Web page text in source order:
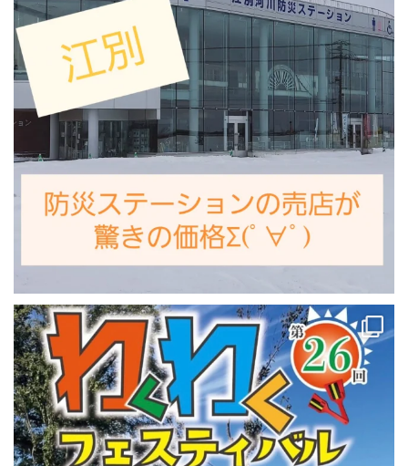
恵庭にYOSAKOIを観に来ませんか？
...
35 0